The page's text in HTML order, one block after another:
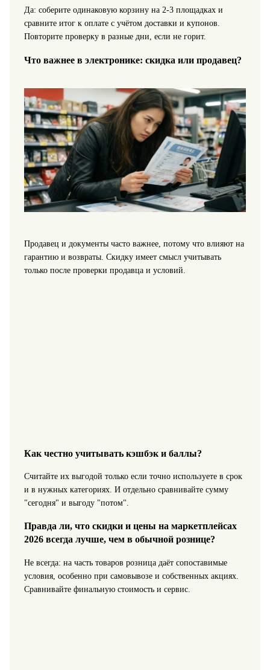
Да: соберите одинаковую корзину на 2-3 площадках и
сравните итог к оплате с учётом доставки и купонов.
Повторите проверку в разные дни, если не горит.
Что важнее в электронике: скидка или продавец?
Продавец и документы часто важнее, потому что влияют на
гарантию и возвраты. Скидку имеет смысл учитывать
только после проверки продавца и условий.
Как честно учитывать кэшбэк и баллы?
Считайте их выгодой только если точно используете в срок
и в нужных категориях. И отдельно сравнивайте сумму
"сегодня" и выгоду "потом".
Правда ли, что скидки и цены на маркетплейсах
2026 всегда лучше, чем в обычной рознице?
Не всегда: на часть товаров розница даёт сопоставимые
условия, особенно при самовывозе и собственных акциях.
Сравнивайте финальную стоимость и сервис.